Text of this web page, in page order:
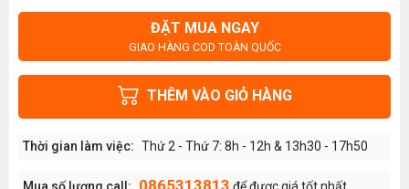
ĐẶT MUA NGAY
GIAO HÀNG COD TOÀN QUỐC
THÊM VÀO GIỎ HÀNG
Thời gian làm việc: Thứ 2 - Thứ 7: 8h - 12h & 13h30 - 17h50
0865313813